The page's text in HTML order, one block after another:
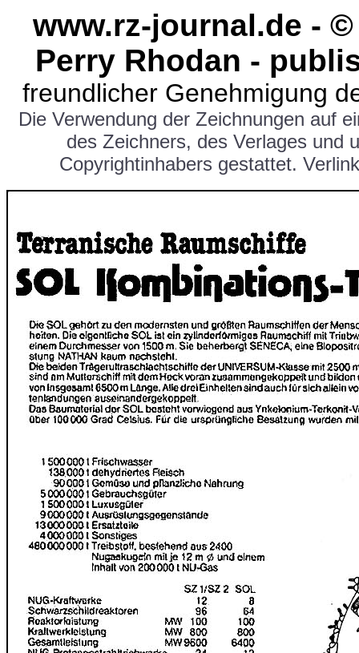
www.rz-journal.de -
Perry Rhodan -
freundlicher Genehmigung
Die Verwendung der Zeichnungen auf
des Zeichners, des Verlages und
Copyrightinhabers gestattet.